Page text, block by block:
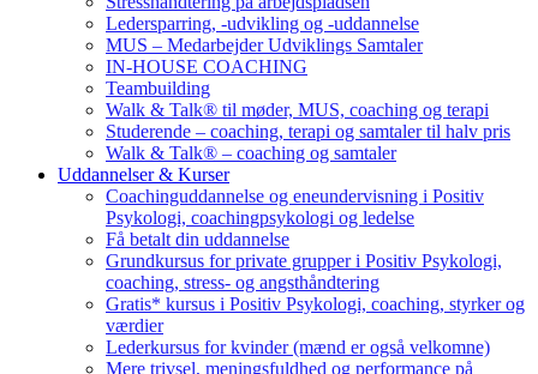
Ledersparring, -udvikling og -uddannelse
MUS – Medarbejder Udviklings Samtaler
IN-HOUSE COACHING
Teambuilding
Walk & Talk® til møder, MUS, coaching og terapi
Studerende – coaching, terapi og samtaler til halv pris
Walk & Talk® – coaching og samtaler
Uddannelser & Kurser
Coachinguddannelse og eneundervisning i Positiv
Psykologi, coachingpsykologi og ledelse
Få betalt din uddannelse
Grundkursus for private grupper i Positiv Psykologi,
coaching, stress- og angsthåndtering
Gratis* kursus i Positiv Psykologi, coaching, styrker og
værdier
Lederkursus for kvinder (mænd er også velkomne)
Mere trivsel, meningsfuldhed og performance på